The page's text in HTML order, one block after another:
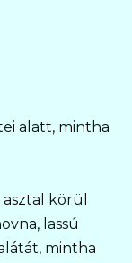
alatt, mintha
körül
lassú
mintha